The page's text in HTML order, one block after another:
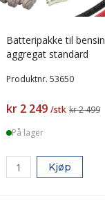
Batteripakke til bensin
aggregat standard
Produktnr. 53650
Pris
kr 2 249 /stk kr 2 499
På lager
Kjøp